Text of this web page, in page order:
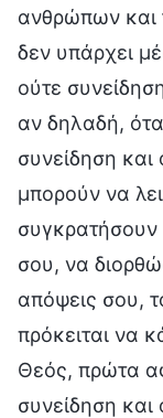
ανθρώπων και
δεν υπάρχει
ούτε
αν δηλαδή,
συνείδηση
μπορούν να
συγκρατήσουν
σου, να
απόψεις σου,
πρόκειται να
Θεός, πρώτα
συνείδηση